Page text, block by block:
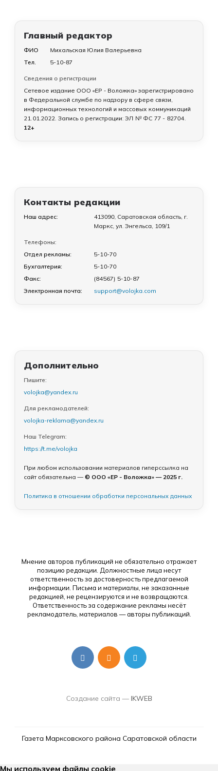
Главный редактор
ФИО
Михальская Юлия Валерьевна
Тел.
5-10-87
Сведения о регистрации
Сетевое издание ООО «ЕР - Воложка» зарегистрировано
в Федеральной службе по надзору в сфере связи,
информационных технологий и массовых коммуникаций
21.01.2022. Запись о регистрации: ЭЛ № ФС 77 - 82704.
12+
Контакты редакции
Наш адрес:
413090, Саратовская область, г.
Маркс, ул. Энгельса, 109/1
Телефоны:
Отдел рекламы:
5-10-70
Бухгалтерия:
5-10-70
Факс:
(84567) 5-10-87
Электронная почта:
support@volojka.com
Дополнительно
Пишите:
volojka@yandex.ru
Для рекламодателей:
volojka-reklama@yandex.ru
Наш Telegram:
https://t.me/volojka
При любом использовании материалов гиперссылка на
сайт обязательна — © ООО «ЕР - Воложка» — 2025 г.
Политика в отношении обработки персональных данных
Мнение авторов публикаций не обязательно отражает
позицию редакции. Должностные лица несут
ответственность за достоверность предлагаемой
информации. Письма и материалы, не заказанные
редакцией, не рецензируются и не возвращаются.
Ответственность за содержание рекламы несёт
рекламодатель, материалов — авторы публикаций.
Создание сайта — IKWEB
Газета Марксовского района Саратовской области
Мы используем файлы cookie